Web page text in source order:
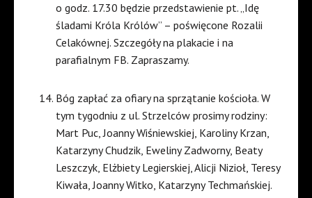
o godz. 17.30 będzie przedstawienie pt. „Idę
śladami Króla Królów” – poświęcone Rozalii
Celakównej. Szczegóły na plakacie i na
parafialnym FB. Zapraszamy.
Bóg zapłać za ofiary na sprzątanie kościoła. W
tym tygodniu z ul. Strzelców prosimy rodziny:
Mart Puc, Joanny Wiśniewskiej, Karoliny Krzan,
Katarzyny Chudzik, Eweliny Zadworny, Beaty
Leszczyk, Elżbiety Legierskiej, Alicji Nizioł, Teresy
Kiwała, Joanny Witko, Katarzyny Techmańskiej.